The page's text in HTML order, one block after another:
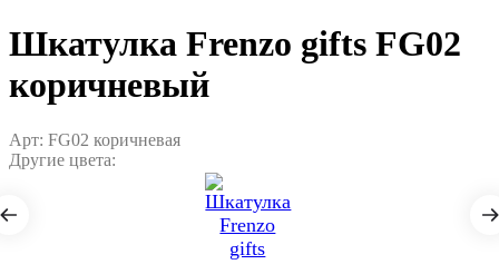
Шкатулка Frenzo gifts FG02
коричневый
Арт: FG02 коричневая
Другие цвета: